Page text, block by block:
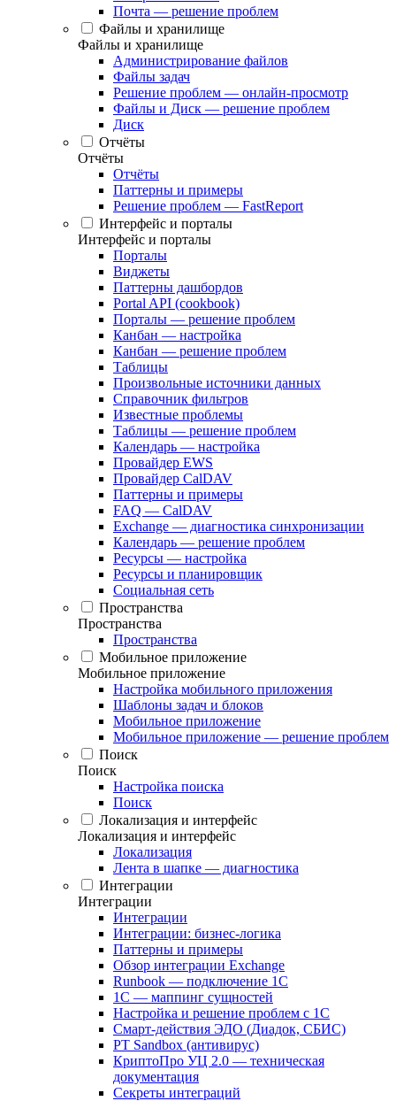
Почта — решение проблем
Файлы и хранилище
Файлы и хранилище
Администрирование файлов
Файлы задач
Решение проблем — онлайн-просмотр
Файлы и Диск — решение проблем
Диск
Отчёты
Отчёты
Отчёты
Паттерны и примеры
Решение проблем — FastReport
Интерфейс и порталы
Интерфейс и порталы
Порталы
Виджеты
Паттерны дашбордов
Portal API (cookbook)
Порталы — решение проблем
Канбан — настройка
Канбан — решение проблем
Таблицы
Произвольные источники данных
Справочник фильтров
Известные проблемы
Таблицы — решение проблем
Календарь — настройка
Провайдер EWS
Провайдер CalDAV
Паттерны и примеры
FAQ — CalDAV
Exchange — диагностика синхронизации
Календарь — решение проблем
Ресурсы — настройка
Ресурсы и планировщик
Социальная сеть
Пространства
Пространства
Пространства
Мобильное приложение
Мобильное приложение
Настройка мобильного приложения
Шаблоны задач и блоков
Мобильное приложение
Мобильное приложение — решение проблем
Поиск
Поиск
Настройка поиска
Поиск
Локализация и интерфейс
Локализация и интерфейс
Локализация
Лента в шапке — диагностика
Интеграции
Интеграции
Интеграции
Интеграции: бизнес-логика
Паттерны и примеры
Обзор интеграции Exchange
Runbook — подключение 1С
1С — маппинг сущностей
Настройка и решение проблем с 1С
Смарт-действия ЭДО (Диадок, СБИС)
PT Sandbox (антивирус)
КриптоПро УЦ 2.0 — техническая
документация
Секреты интеграций